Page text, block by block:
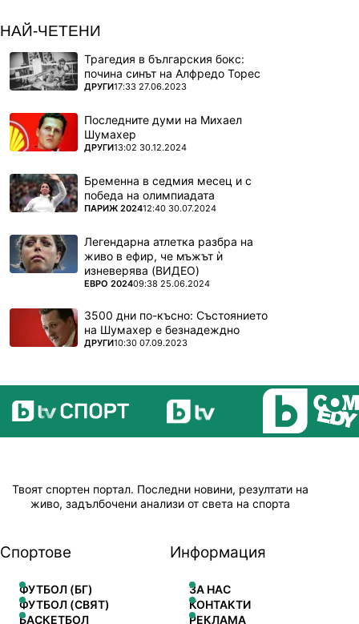
НАЙ-ЧЕТЕНИ
Трагедия в българския бокс:
почина синът на Алфредо Торес
ПОВЕЧЕ ОТ
ДРУГИ17:33 27.06.2023
Последните думи на Михаел
Шумахер
ПОВЕЧЕ ОТ
ДРУГИ13:02 30.12.2024
Бременна в седмия месец и с
победа на олимпиадата
ПОВЕЧЕ ОТ
ПАРИЖ 202412:40 30.07.2024
Легендарна атлетка разбра на
живо в ефир, че мъжът ѝ
изневерява (ВИДЕО)
ПОВЕЧЕ ОТ
ЕВРО 202409:38 25.06.2024
3500 дни по-късно: Състоянието
на Шумахер е безнадеждно
ПОВЕЧЕ ОТ
ДРУГИ10:30 07.09.2023
Твоят спортен портал. Последни новини, резултати на
живо, задълбочени анализи от света на спорта
Спортове
ФУТБОЛ (БГ)
ФУТБОЛ (СВЯТ)
БАСКЕТБОЛ
Информация
ЗА НАС
КОНТАКТИ
РЕКЛАМА